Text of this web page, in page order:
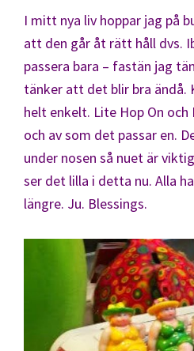
I mitt nya liv hoppar jag på
att den går åt rätt håll dvs.
passera bara – fastän jag
tänker att det blir bra
helt enkelt. Lite Hop On och
och av som det passar en.
under nosen så nuet är
ser det lilla i detta nu. Alla
längre. Ju. Blessings.